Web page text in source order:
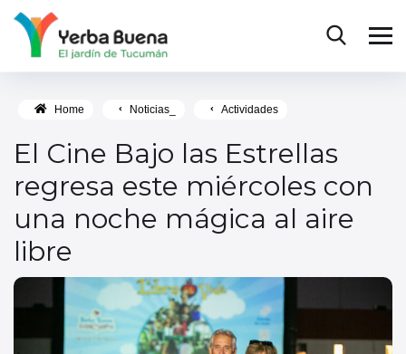
Home Noticias_ Actividades
El Cine Bajo las Estrellas
regresa este miércoles con
una noche mágica al aire
libre